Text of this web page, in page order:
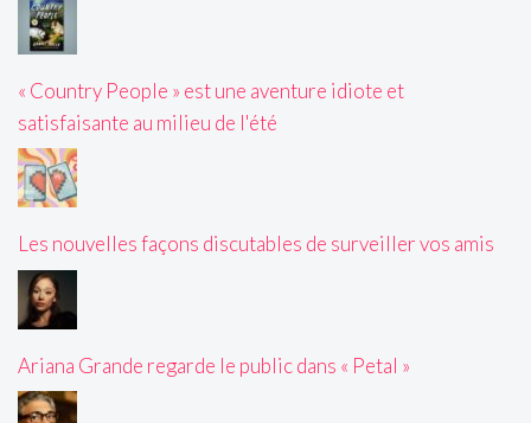
« Country People » est une aventure idiote et
satisfaisante au milieu de l'été
Les nouvelles façons discutables de surveiller vos amis
Ariana Grande regarde le public dans « Petal »